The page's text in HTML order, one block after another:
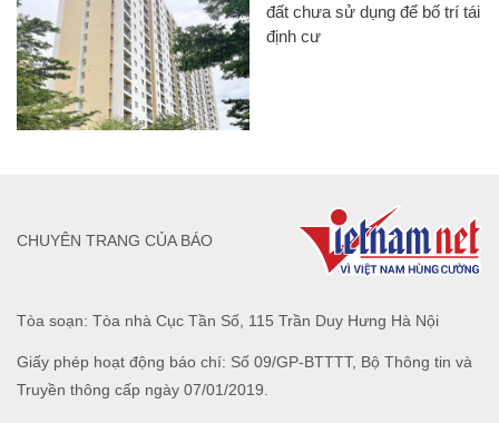
đất chưa sử dụng để bố trí tái
định cư
Tòa soạn: Tòa nhà Cục Tần Số, 115 Trần Duy Hưng Hà Nội
Giấy phép hoạt động báo chí: Số 09/GP-BTTTT, Bộ Thông tin và
Truyền thông cấp ngày 07/01/2019.
CHUYÊN TRANG CỦA BÁO